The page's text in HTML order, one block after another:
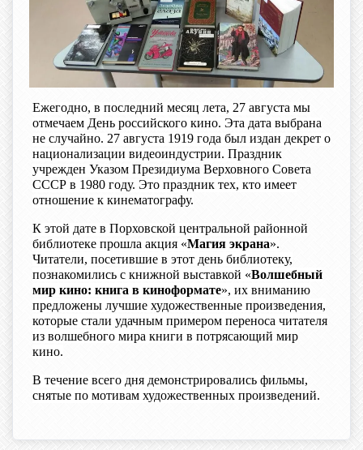
Ежегодно, в последний месяц лета, 27 августа мы
отмечаем День российского кино. Эта дата выбрана
не случайно. 27 августа 1919 года был издан декрет о
национализации видеоиндустрии. Праздник
учрежден Указом Президиума Верховного Совета
СССР в 1980 году. Это праздник тех, кто имеет
отношение к кинематографу.
К этой дате в Порховской центральной районной
библиотеке прошла акция «Магия экрана».
Читатели, посетившие в этот день библиотеку,
познакомились с книжной выставкой «Волшебный
мир кино: книга в киноформате», их вниманию
предложены лучшие художественные произведения,
которые стали удачным примером переноса читателя
из волшебного мира книги в потрясающий мир
кино.
В течение всего дня демонстрировались фильмы,
снятые по мотивам художественных произведений.